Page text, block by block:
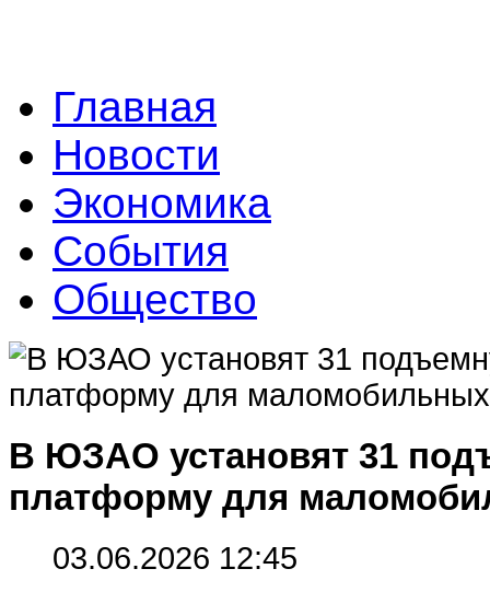
Главная
Новости
Экономика
События
Общество
В ЮЗАО установят 31
платформу для
03.06.2026 12:45